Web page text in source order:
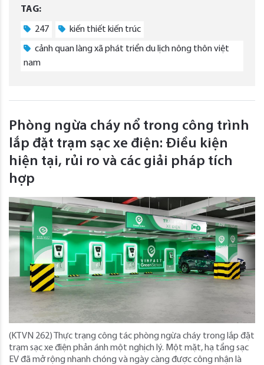
TAG:
247 kiến thiết kiến trúc
cảnh quan làng xã phát triển du lịch nông thôn việt
nam
Phòng ngừa cháy nổ trong công trình
lắp đặt trạm sạc xe điện: Điều kiện
hiện tại, rủi ro và các giải pháp tích
hợp
(KTVN 262) Thực trạng công tác phòng ngừa cháy trong lắp đặt
trạm sạc xe điện phản ánh một nghịch lý. Một mặt, hạ tầng sạc
EV đã mở rộng nhanh chóng và ngày càng được công nhận là